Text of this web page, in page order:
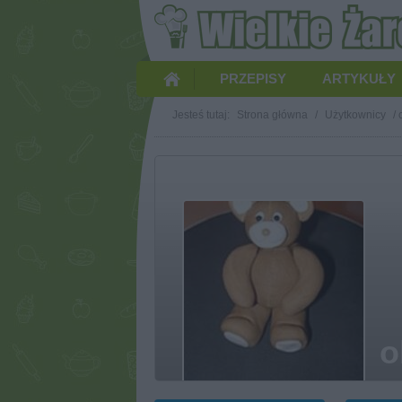
PRZEPISY ARTYKUŁY
Jesteś tutaj: Strona główna / Użytkownicy /